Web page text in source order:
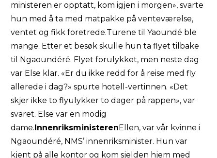
ministeren er opptatt, kom igjen i morgen», svarte
hun med å ta med matpakke på venteværelse,
ventet og fikk foretrede.Turene til Yaoundé ble
mange. Etter et besøk skulle hun ta flyet tilbake
til Ngaoundéré. Flyet forulykket, men neste dag
var Else klar. «Er du ikke redd for å reise med fly
allerede i dag?» spurte hotell-vertinnen. «Det
skjer ikke to flyulykker to dager på rappen», var
svaret. Else var en modig
dame.InnenriksministerenEllen, var vår kvinne i
Ngaoundéré, NMS’ innenriksminister. Hun var
kjent på alle kontor og kom sjelden hjem med